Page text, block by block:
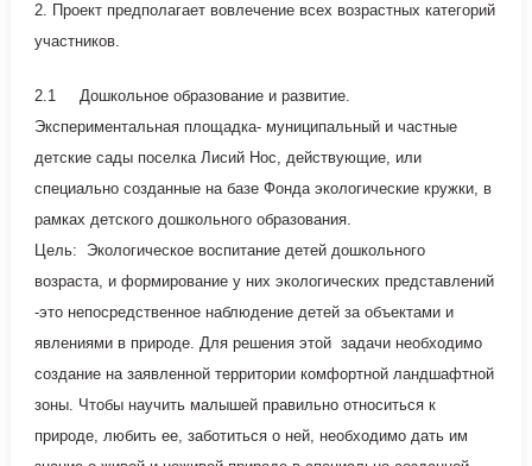
2. Проект предполагает вовлечение всех возрастных категорий
участников.
2.1 Дошкольное образование и развитие.
Экспериментальная площадка- муниципальный и частные
детские сады поселка Лисий Нос, действующие, или
специально созданные на базе Фонда экологические кружки, в
рамках детского дошкольного образования.
Цель: Экологическое воспитание детей дошкольного
возраста, и формирование у них экологических представлений
-это непосредственное наблюдение детей за объектами и
явлениями в природе. Для решения этой задачи необходимо
создание на заявленной территории комфортной ландшафтной
зоны. Чтобы научить малышей правильно относиться к
природе, любить ее, заботиться о ней, необходимо дать им